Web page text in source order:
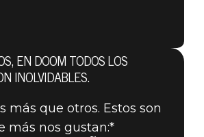
de 2019
EN DOOM TODOS LOS
INOLVIDABLES.
más que otros. Estos son
más nos gustan:*